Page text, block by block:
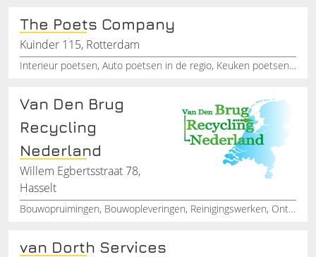
The Poets Company
Kuinder 115, Rotterdam
Interieur poetsen, Auto poetsen in de regio, Keuken poetsen, Chroom poetsen , Exterieur poetsen , Vloer poetsen, Boten poetsen, Polyester poetsen, Zilver poetsen, Poetsbedrijf in de regio
Van Den Brug
Recycling
Nederland
Willem Egbertsstraat 78,
Hasselt
Bouwopruimingen, Bouwopleveringen, Reinigingswerken, Ontruimingen, Kwantiteit, Kwaliteit, Veiligheid, Zorgvuldigheid, Betrouwbaarheid, Duurzaamheid
van Dorth Services